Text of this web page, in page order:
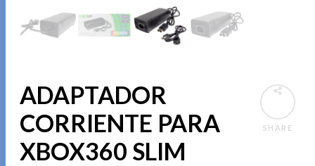
SHARE
ADAPTADOR
CORRIENTE PARA
XBOX360 SLIM